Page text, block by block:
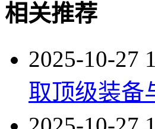
相关推荐
2025-10-27
取顶级装备